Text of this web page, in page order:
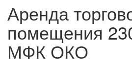
Аренда
помещения
МФК ОКО